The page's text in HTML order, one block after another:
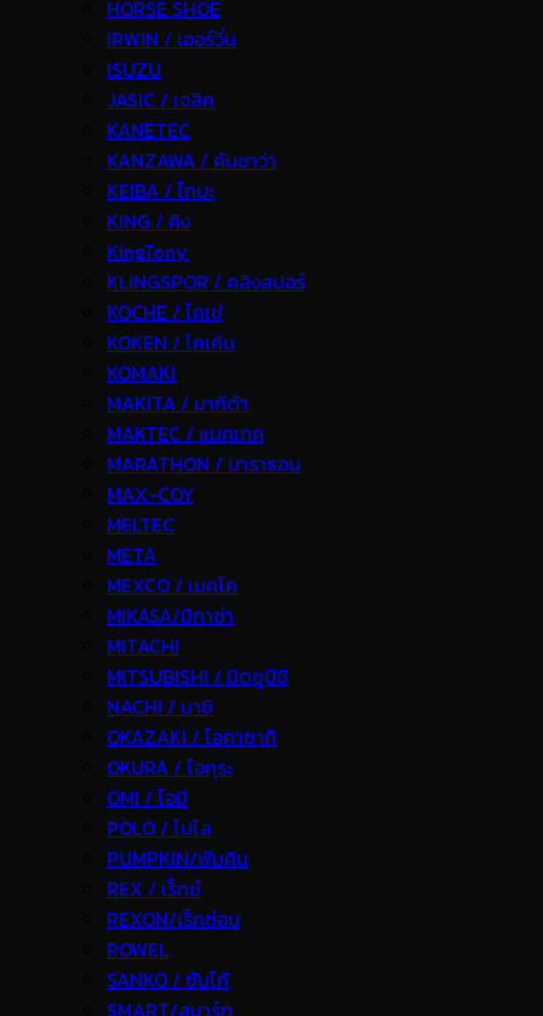
HORSE SHOE
IRWIN / เออร์วิ่น
ISUZU
JASIC / เจสิค
KANETEC
KANZAWA / คันซาว่า
KEIBA / ไกบะ
KING / คิง
KingTony
KLINGSPOR / คลิงสปอร์
KOCHE / โคเช่
KOKEN / โคเค้น
KOMAKI
MAKITA / มากีต้า
MAKTEC / แมคเทค
MARATHON / มาราธอน
MAX-COY
MELTEC
META
MEXCO / เมคโค
MIKASA/มิกาซ่า
MITACHI
MITSUBISHI / มิตซูบิชิ
NACHI / นาชิ
OKAZAKI / โอคาซากิ
OKURA / โอกุระ
OMI / โอมิ
POLO / โปโล
PUMPKIN/พัมคิน
REX / เร็กช์
REXON/เร็กซ่อน
ROWEL
SANKO / ซันโก้
SMART/สมาร์ท